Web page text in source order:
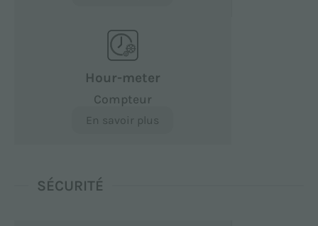
Hour-meter
Compteur
En savoir plus
SÉCURITÉ